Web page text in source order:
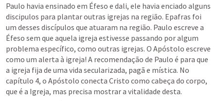
Paulo havia ensinado em Éfeso e dali, ele havia enciado alguns
discipulos para plantar outras igrejas na região. Epafras foi
um desses discípulos que atuaram na região. Paulo escreve a
Éfeso sem que aquela igreja estivesse passando por algum
problema específico, como outras igrejas. O Apóstolo escreve
como um alerta à igreja! A recomendação de Paulo é para que
a igreja fija de uma vida secularizada, pagã e mística. No
capítulo 4, o Apóstolo conecta Cristo como cabeça do corpo,
que é a Igreja, mas precisa mostrar a vitalidade desta.